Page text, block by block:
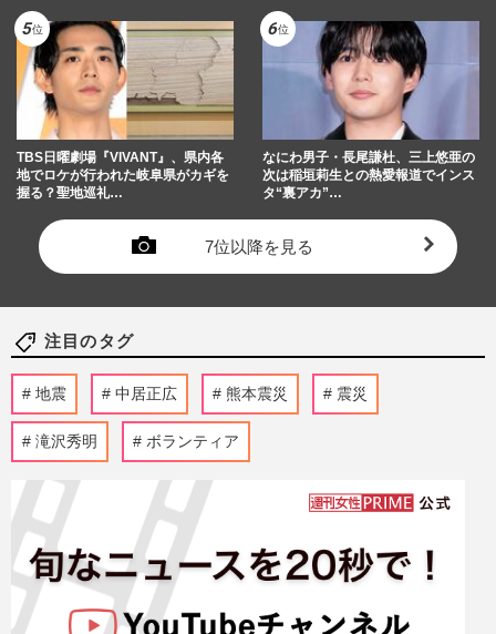
TBS日曜劇場『VIVANT』、県内各
地でロケが行われた岐阜県がカギを
握る？聖地巡礼…
なにわ男子・長尾謙杜、三上悠亜の
次は稲垣莉生との熱愛報道でインス
タ“裏アカ”…
7位以降を見る
注目のタグ
地震 中居正広 熊本震災 震災
滝沢秀明 ボランティア